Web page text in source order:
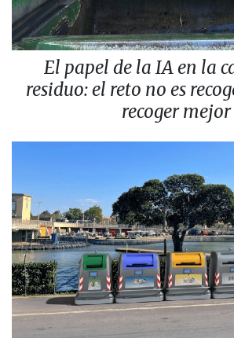
El papel de la IA en la
residuo: el reto no es
recoger mejor